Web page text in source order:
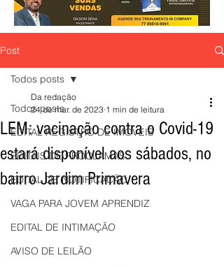
Post
Todos posts
EDITAL REGISTRO DE IMÓVEIS
EDITAIS DE PROCLAMAS
EDITAL DE NOTIFICAÇÃO
VAGA PARA JOVEM APRENDIZ
EDITAL DE INTIMAÇÃO
AVISO DE LEILÃO
Todos posts
LEM: vacinação contra o Covid-19
estará disponível aos sábados, no
bairro Jardim Primavera
Da redação
24 de mar. de 2023 1 min de leitura